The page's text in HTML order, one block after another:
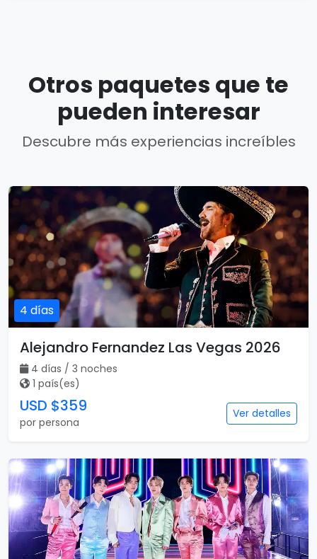
Otros paquetes que te
pueden interesar
Descubre más experiencias increíbles
4 días
Alejandro Fernandez Las Vegas 2026
4 días / 3 noches
1 país(es)
USD $359
por persona
Ver detalles